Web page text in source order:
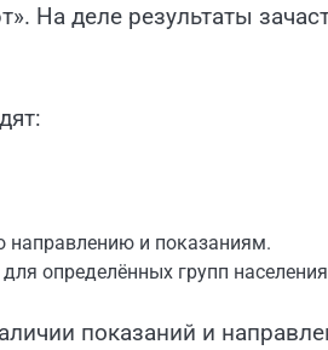
На деле результаты
направлению и показаниям.
определённых групп
показаний и